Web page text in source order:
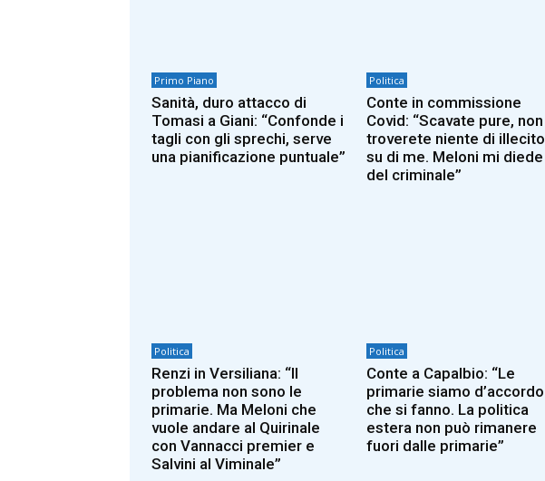
Primo Piano
Sanità, duro attacco di
Tomasi a Giani: “Confonde i
tagli con gli sprechi, serve
una pianificazione puntuale”
Politica
Conte in commissione
Covid: “Scavate pure, non
troverete niente di illecito
su di me. Meloni mi diede
del criminale”
Politica
Renzi in Versiliana: “Il
problema non sono le
primarie. Ma Meloni che
vuole andare al Quirinale
con Vannacci premier e
Salvini al Viminale”
Politica
Conte a Capalbio: “Le
primarie siamo d’accordo
che si fanno. La politica
estera non può rimanere
fuori dalle primarie”